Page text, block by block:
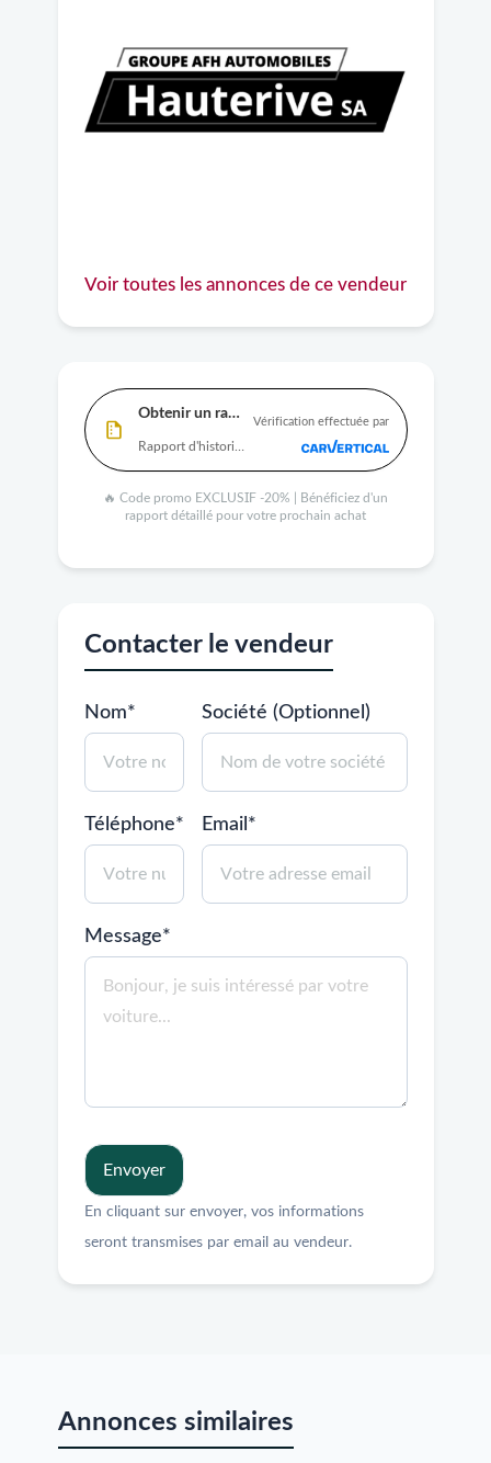
Voir toutes les annonces de ce vendeur
Obtenir un rapport
Vérification effectuée par
🔥 Code promo EXCLUSIF -20% | Bénéficiez d'un
rapport détaillé pour votre prochain achat
Contacter le vendeur
Nom* Société (Optionnel)
Téléphone* Email*
Message*
Envoyer
En cliquant sur envoyer, vos informations
seront transmises par email au vendeur.
Annonces similaires